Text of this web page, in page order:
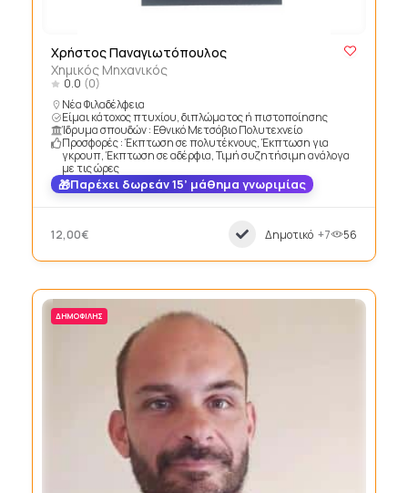
Χρήστος Παναγιωτόπουλος
Χημικός Μηχανικός
0.0 (0)
Νέα Φιλαδέλφεια
Είμαι κάτοχος πτυχίου, διπλώματος ή πιστοποίησης
Ίδρυμα σπουδών : Εθνικό Μετσόβιο Πολυτεχνείο
Προσφορές : Έκπτωση σε πολυτέκνους, Έκπτωση για
γκρουπ, Έκπτωση σε αδέρφια, Τιμή συζητήσιμη ανάλογα
με τις ώρες
Παρέχει δωρεάν 15’ μάθημα γνωριμίας
12,00€ Δημοτικό +7 56
ΔΗΜΟΦΙΛΉΣ